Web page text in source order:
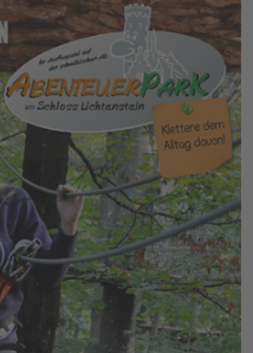
per Post?
wir Ihnen
einer Woche
in diesem Fall €
Bestellformular >